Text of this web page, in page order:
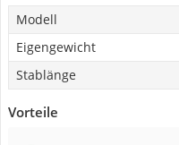
Modell
Eigengewicht
Stablänge
Vorteile